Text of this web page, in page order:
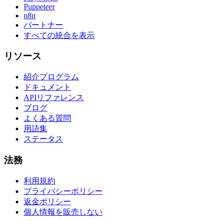
Puppeteer
n8n
パートナー
すべての統合を表示
リソース
紹介プログラム
ドキュメント
APIリファレンス
ブログ
よくある質問
用語集
ステータス
法務
利用規約
プライバシーポリシー
返金ポリシー
個人情報を販売しない